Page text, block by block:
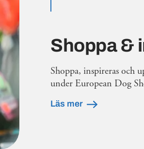
Shoppa &
Shoppa, inspireras och
under European Dog
Läs mer